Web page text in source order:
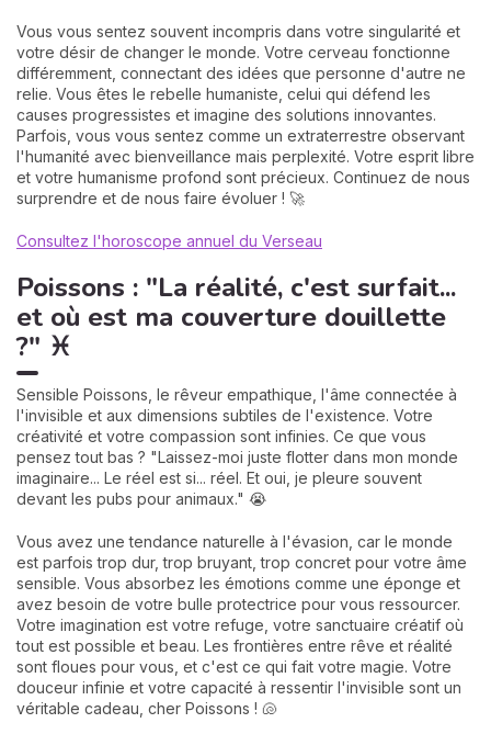
Vous vous sentez souvent incompris dans votre singularité et
votre désir de changer le monde. Votre cerveau fonctionne
différemment, connectant des idées que personne d'autre ne
relie. Vous êtes le rebelle humaniste, celui qui défend les
causes progressistes et imagine des solutions innovantes.
Parfois, vous vous sentez comme un extraterrestre observant
l'humanité avec bienveillance mais perplexité. Votre esprit libre
et votre humanisme profond sont précieux. Continuez de nous
surprendre et de nous faire évoluer ! 🚀
Consultez l'horoscope annuel du Verseau
Poissons : "La réalité, c'est surfait...
et où est ma couverture douillette
?" ♓
Sensible Poissons, le rêveur empathique, l'âme connectée à
l'invisible et aux dimensions subtiles de l'existence. Votre
créativité et votre compassion sont infinies. Ce que vous
pensez tout bas ? "Laissez-moi juste flotter dans mon monde
imaginaire... Le réel est si... réel. Et oui, je pleure souvent
devant les pubs pour animaux." 😭
Vous avez une tendance naturelle à l'évasion, car le monde
est parfois trop dur, trop bruyant, trop concret pour votre âme
sensible. Vous absorbez les émotions comme une éponge et
avez besoin de votre bulle protectrice pour vous ressourcer.
Votre imagination est votre refuge, votre sanctuaire créatif où
tout est possible et beau. Les frontières entre rêve et réalité
sont floues pour vous, et c'est ce qui fait votre magie. Votre
douceur infinie et votre capacité à ressentir l'invisible sont un
véritable cadeau, cher Poissons ! 🐚